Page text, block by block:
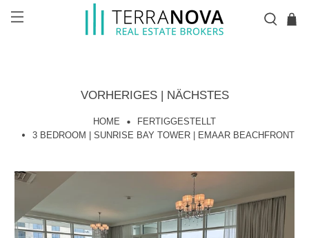
HOME
FERTIGGESTELLT
3 BEDROOM | SUNRISE BAY TOWER | EMAAR BEACHFRONT
VORHERIGES | NÄCHSTES